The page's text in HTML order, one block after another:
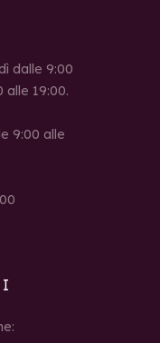
dalle 9:00
alle 19:00.
9:00 alle